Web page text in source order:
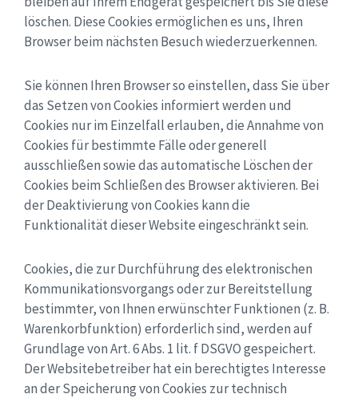
löschen. Diese Cookies ermöglichen es uns, Ihren
Browser beim nächsten Besuch wiederzuerkennen.
Sie können Ihren Browser so einstellen, dass Sie über
das Setzen von Cookies informiert werden und
Cookies nur im Einzelfall erlauben, die Annahme von
Cookies für bestimmte Fälle oder generell
ausschließen sowie das automatische Löschen der
Cookies beim Schließen des Browser aktivieren. Bei
der Deaktivierung von Cookies kann die
Funktionalität dieser Website eingeschränkt sein.
Cookies, die zur Durchführung des elektronischen
Kommunikationsvorgangs oder zur Bereitstellung
bestimmter, von Ihnen erwünschter Funktionen (z. B.
Warenkorbfunktion) erforderlich sind, werden auf
Grundlage von Art. 6 Abs. 1 lit. f DSGVO gespeichert.
Der Websitebetreiber hat ein berechtigtes Interesse
an der Speicherung von Cookies zur technisch